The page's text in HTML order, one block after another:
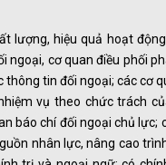
lượng, hiệu quả hoạt
ngoại, cơ quan điều phối
thông tin đối ngoại; các cơ
vụ theo chức trách
báo chí đối ngoại chủ lực;
nhân lực, nâng cao